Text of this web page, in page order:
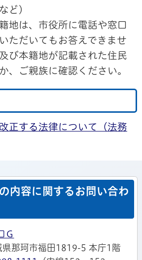
ど)
地は、市役所に電話や窓口
ただいてもお答えできませ
び本籍地が記載された住民
、ご親族に確認ください。
正する法律について（法務
内容に関するお問い合わ
Ｇ
那珂市福田1819-5 本庁1階